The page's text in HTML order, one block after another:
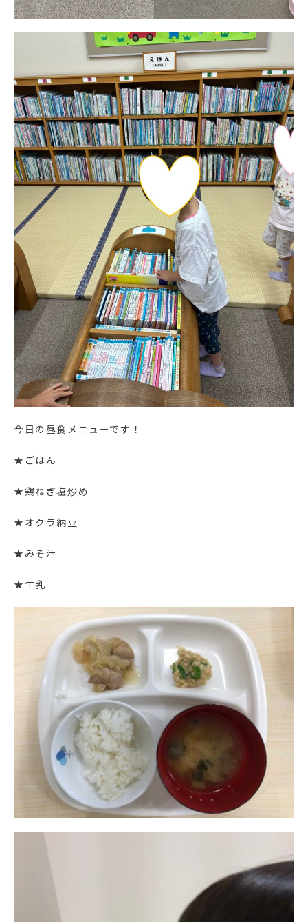
今日の昼食メニューです！
★ごはん
★鶏ねぎ塩炒め
★オクラ納豆
★みそ汁
★牛乳